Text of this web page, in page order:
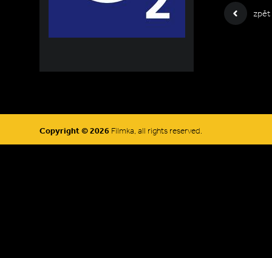
zpět
Copyright © 2026 Filmka, all rights reserved.